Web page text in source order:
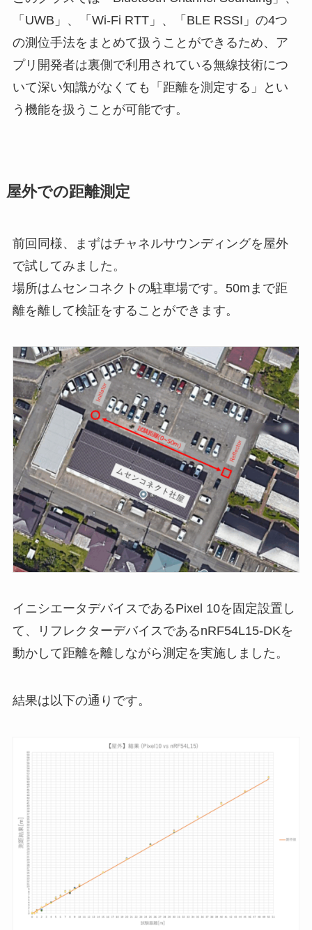
「UWB」、「Wi-Fi RTT」、「BLE RSSI」の4つ
の測位手法をまとめて扱うことができるため、ア
プリ開発者は裏側で利用されている無線技術につ
いて深い知識がなくても「距離を測定する」とい
う機能を扱うことが可能です。
屋外での距離測定
前回同様、まずはチャネルサウンディングを屋外
で試してみました。
場所はムセンコネクトの駐車場です。50mまで距
離を離して検証をすることができます。
イニシエータデバイスであるPixel 10を固定設置し
て、リフレクターデバイスであるnRF54L15-DKを
動かして距離を離しながら測定を実施しました。
結果は以下の通りです。